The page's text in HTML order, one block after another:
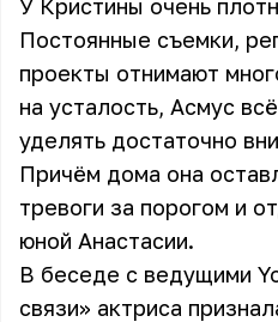
У Кристины очень
Постоянные съемки,
проекты отнимают
на усталость, Асмус
уделять достаточно
Причём дома она
тревоги за порогом и
юной Анастасии.
В беседе с ведущими
связи» актриса